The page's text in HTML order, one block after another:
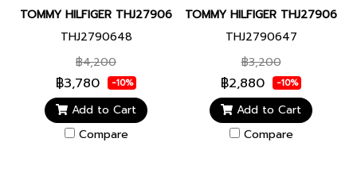
TOMMY HILFIGER THJ2790648 BRAIDED METAL MEN
THJ2790648
฿4,200
฿3,780 -10%
Add to Cart
Compare
TOMMY HILFIGER THJ2790647
THJ2790647
฿3,200
฿2,880 -10%
Add to Cart
Compare